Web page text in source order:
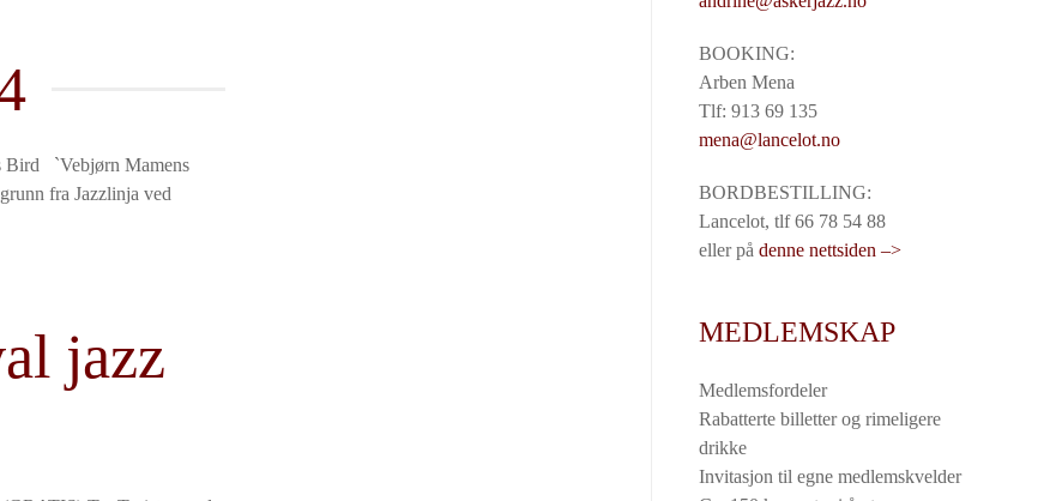
Bird `Vebjørn Mamens
fra Jazzlinja ved
jazz
BOOKING:
Arben Mena
Tlf: 913 69 135
mena@lancelot.no
BORDBESTILLING:
Lancelot, tlf 66 78 54 88
eller pådenne nettsiden –>
MEDLEMSKAP
Medlemsfordeler
Rabatterte billetter og rimeligere
drikke
Invitasjon til egne medlemskvelder